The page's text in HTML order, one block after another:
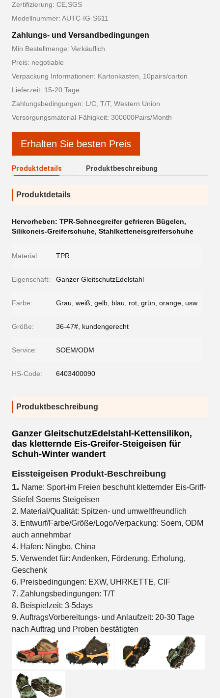
Zertifizierung: CE,SGS
Modellnummer: AUTC-IG-S611
Zahlungs- und Versandbedingungen
Min Bestellmenge: Verkäuflich
Preis: negotiable
Verpackung Informationen: Kartonkasten, 10pairs/carton
Lieferzeit: 15-20 Tage
Zahlungsbedingungen: L/C, T/T, Western Union
Versorgungsmaterial-Fähigkeit: 300000Pairs/Month
Erhalten Sie besten Preis
Produktdetails Produktbeschreibung
Produktdetails
Hervorheben: TPR-Schneegreifer gefrieren Bügelen,
Silikoneis-Greiferschuhe, Stahlketteneisgreiferschuhe
Material: TPR
Eigenschaft: Ganzer GleitschutzEdelstahl
Farbe: Grau, weiß, gelb, blau, rot, grün, orange, usw.
Größe: 36-47#, kundengerecht
Service: SOEM/ODM
HS-Code: 6403400090
Produktbeschreibung
Ganzer GleitschutzEdelstahl-Kettensilikon,
das kletternde Eis-Greifer-Steigeisen für
Schuh-Winter wandert
Eissteigeisen Produkt-Beschreibung
1. Name: Sport-im Freien beschuht kletternder Eis-Griff-
Stiefel Soems Steigeisen
2. Material/Qualität: Spitzen- und umweltfreundlich
3. Entwurf/Farbe/Größe/Logo/Verpackung: Soem, ODM
auch annehmbar
4. Hafen: Ningbo, China
5. Verwendet für: Andenken, Förderung, Erholung,
Geschenk
6. Preisbedingungen: EXW, UHRKETTE, CIF
7. Zahlungsbedingungen: T/T
8. Beispielzeit: 3-5days
9. AuftragsVorbereitungs- und Anlaufzeit: 20-30 Tage
nach Auftrag und Proben bestätigten